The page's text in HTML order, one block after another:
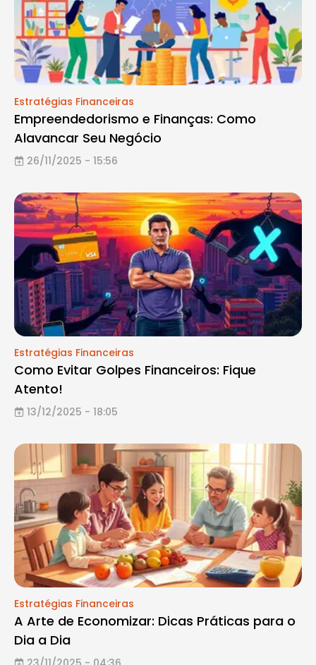
Estratégias Financeiras
Empreendedorismo e Finanças: Como
Alavancar Seu Negócio
26/11/2025 - 15:56
Estratégias Financeiras
Como Evitar Golpes Financeiros: Fique
Atento!
13/12/2025 - 18:05
Estratégias Financeiras
A Arte de Economizar: Dicas Práticas para o
Dia a Dia